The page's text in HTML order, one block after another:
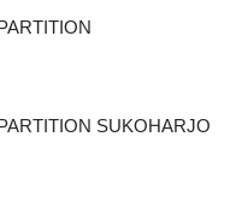
SUKOHARJO